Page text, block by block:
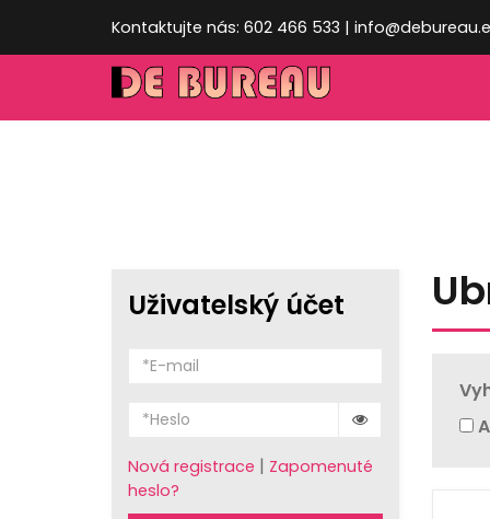
Kontaktujte nás: 602 466 533 |
Uživatelský účet
Nová registrace | Zapomenuté
heslo?